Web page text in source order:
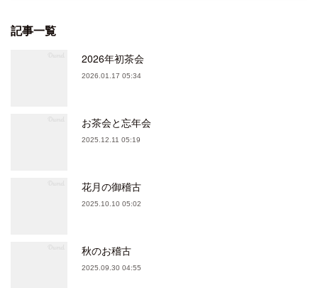
記事一覧
2026年初茶会
2026.01.17 05:34
お茶会と忘年会
2025.12.11 05:19
花月の御稽古
2025.10.10 05:02
秋のお稽古
2025.09.30 04:55